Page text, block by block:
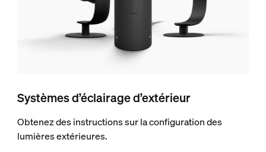
Systèmes d’éclairage d’extérieur
Obtenez des instructions sur la configuration des
lumières extérieures.